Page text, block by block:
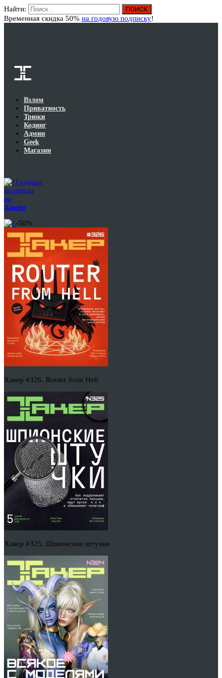
Найти:
Временная скидка 50% на годовую подписку!
Взлом
Приватность
Трюки
Кодинг
Админ
Geek
Магазин
Годовая
подписка
на
Хакер
-50%
Хакер #326. Router from Hell
Хакер #325. Шпионские штучки